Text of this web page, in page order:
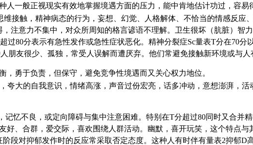
一般正视现实有效地掌握境遇方面的压力，能中肯地估计功过，容易
接触，精神病态的行为，妄想、幻觉、人格解体、不恰当的情感反应
注意力不集中，对众所周知的格言谚语不理解。卫生很坏（肮脏）智
80分表示有急性发作或急性症状恶化。精神分裂症Sc量表T分在70分
友很少、孤独，常受人误解而遭厌弃。他们常避免接触新环境或与人
勇于负责，但保守，避免竞争性境遇而又关心权力地位。
夸大的自我意识，情绪高涨，声音过份宏亮，话多冲动，意想澎湃，
忆不良，或定向障碍与集中注意困难。特别在T分超过80同时又合并
、合群，爱交际，喜欢围绕人群活动。幽默，喜开玩笑，这个特点
段对抑郁发作时的反应常采取否定态度。这种人有时伴有量表2抑郁D高